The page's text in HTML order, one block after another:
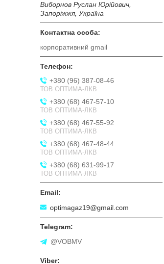
Виборнов Руслан Юрійович,
Запоріжжя, Україна
корпоративний gmail
+380 (96) 387-08-46
ТОВ ОПТИМА-ЛКВ
+380 (68) 467-57-10
ТОВ ОПТИМА-ЛКВ
+380 (68) 467-55-92
ТОВ ОПТИМА-ЛКВ
+380 (68) 467-48-44
ТОВ ОПТИМА-ЛКВ
+380 (68) 631-99-17
ТОВ ОПТИМА-ЛКВ
optimagaz19@gmail.com
@VOBMV